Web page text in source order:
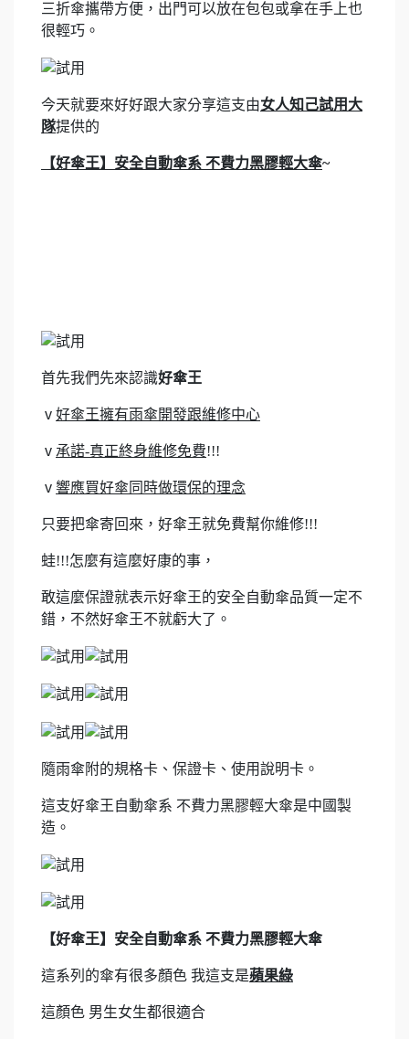
三折傘攜帶方便，出門可以放在包包或拿在手上也
很輕巧。
今天就要來好好跟大家分享這支由女人知己試用大
隊提供的
【好傘王】安全自動傘系 不費力黑膠輕大傘~
首先我們先來認識好傘王
ⅴ 好傘王擁有雨傘開發跟維修中心
ⅴ 承諾-真正終身維修免費!!!
ⅴ 響應買好傘同時做環保的理念
只要把傘寄回來，好傘王就免費幫你維修!!!
蛙!!!怎麼有這麼好康的事，
敢這麼保證就表示好傘王的安全自動傘品質一定不
錯，不然好傘王不就虧大了。
隨雨傘附的規格卡、保證卡、使用說明卡。
這支好傘王自動傘系 不費力黑膠輕大傘是中國製
造。
【好傘王】安全自動傘系 不費力黑膠輕大傘
這系列的傘有很多顏色 我這支是蘋果綠
這顏色 男生女生都很適合